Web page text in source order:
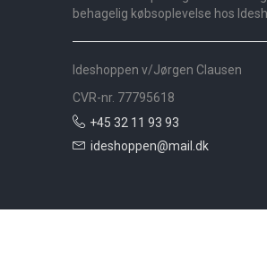
behagelig købsoplevelse hos
Ideshoppen v/Jørgen Clausen
CVR-nr. 77795618
+45 32 11 93 93
ideshoppen@mail.dk